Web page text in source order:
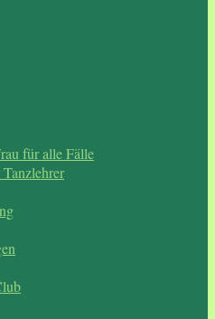
für alle Fälle